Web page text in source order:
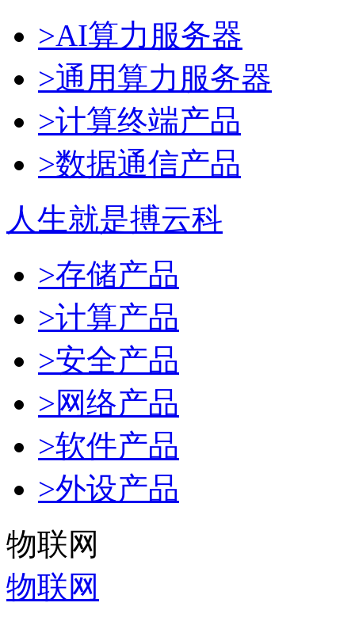
>AI算力服务器
>通用算力服务器
>计算终端产品
>数据通信产品
人生就是搏云科
>存储产品
>计算产品
>安全产品
>网络产品
>软件产品
>外设产品
物联网
物联网